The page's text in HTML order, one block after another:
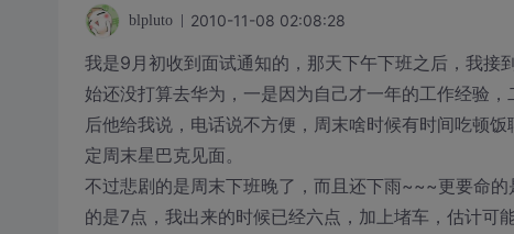
blpluto 2010-11-08 02:08:28
我是9月初收到面试通知的，那天下午下班之后，我接
始还没打算去华为，一是因为自己才一年的工作经验
后他给我说，电话说不方便，周末啥时候有时间吃顿
定周末星巴克见面。
不过悲剧的是周末下班晚了，而且还下雨~~~更要命
的是7点，我出来的时候已经六点，加上堵车，估计